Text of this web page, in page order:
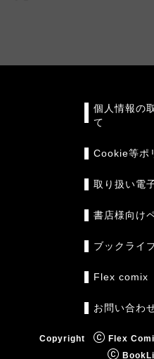
個人情報の
て
Cookie等ポ
取り扱い電
書店様向け
ブックライ
Flex comix
お問い合わ
Copyright
Flex